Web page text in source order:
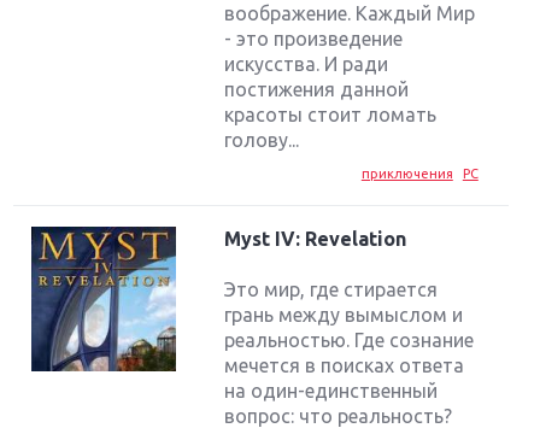
воображение. Каждый Мир
- это произведение
искусства. И ради
постижения данной
красоты стоит ломать
голову...
приключения PC
Myst IV: Revelation
Это мир, где стирается
грань между вымыслом и
реальностью. Где сознание
мечется в поисках ответа
на один-единственный
вопрос: что реальность?